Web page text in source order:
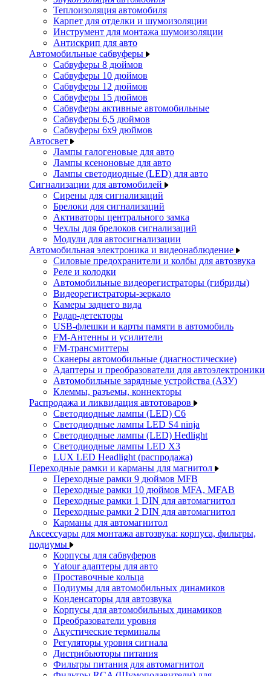
Теплоизоляция автомобиля
Карпет для отделки и шумоизоляции
Инструмент для монтажа шумоизоляции
Антискрип для авто
Автомобильные сабвуферы
Сабвуферы 8 дюймов
Сабвуферы 10 дюймов
Сабвуферы 12 дюймов
Сабвуферы 15 дюймов
Сабвуферы активные автомобильные
Сабвуферы 6,5 дюймов
Сабвуферы 6x9 дюймов
Автосвет
Лампы галогеновые для авто
Лампы ксеноновые для авто
Лампы светодиодные (LED) для авто
Сигнализации для автомобилей
Сирены для сигнализаций
Брелоки для сигнализаций
Активаторы центрального замка
Чехлы для брелоков сигнализаций
Модули для автосигнализации
Автомобильная электроника и видеонаблюдение
Силовые предохранители и колбы для автозвука
Реле и колодки
Автомобильные видеорегистраторы (гибриды)
Видеорегистраторы-зеркало
Камеры заднего вида
Радар-детекторы
USB-флешки и карты памяти в автомобиль
FM-Антенны и усилители
FM-трансмиттеры
Сканеры автомобильные (диагностические)
Адаптеры и преобразователи для автоэлектроники
Автомобильные зарядные устройства (АЗУ)
Клеммы, разъемы, коннекторы
Распродажа и ликвидация автотоваров
Светодиодные лампы (LED) C6
Светодиодные лампы LED S4 ninja
Светодиодные лампы (LED) Hedlight
Светодиодные лампы LED X3
LUX LED Headlight (распродажа)
Переходные рамки и карманы для магнитол
Переходные рамки 9 дюймов MFB
Переходные рамки 10 дюймов MFA, MFAB
Переходные рамки 1 DIN для автомагнитол
Переходные рамки 2 DIN для автомагнитол
Карманы для автомагнитол
Аксессуары для монтажа автозвука: корпуса, фильтры,
подиумы
Корпусы для сабвуферов
Yаtour адаптеры для авто
Проставочные кольца
Подиумы для автомобильных динамиков
Конденсаторы для автозвука
Корпусы для автомобильных динамиков
Преобразователи уровня
Акустические терминалы
Регуляторы уровня сигнала
Дистрибьюторы питания
Фильтры питания для автомагнитол